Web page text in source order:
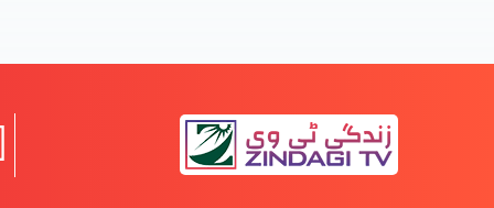
جلے لیکن تلخ نہیں ہوئے (2-2)